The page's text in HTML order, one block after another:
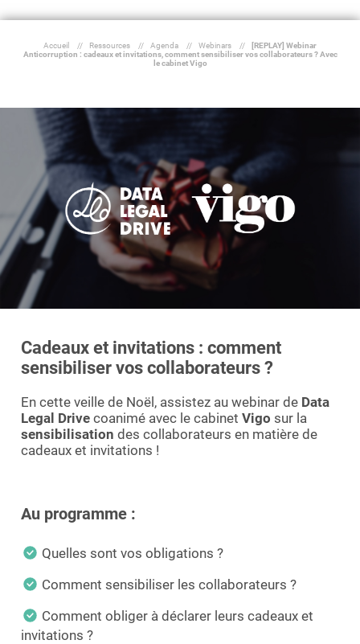
Accueil // Ressources // Agenda // Webinars //
[REPLAY] Webinar
Anticorruption : cadeaux et invitations, comment sensibiliser vos collaborateurs ? Avec
le cabinet Vigo
Cadeaux et invitations : comment
sensibiliser vos collaborateurs ?
En cette veille de Noël, assistez au webinar de Data
Legal Drive coanimé avec le cabinet Vigo sur la
sensibilisation des collaborateurs en matière de
cadeaux et invitations !
Au programme :
Quelles sont vos obligations ?
Comment sensibiliser les collaborateurs ?
Comment obliger à déclarer leurs cadeaux et
invitations ?